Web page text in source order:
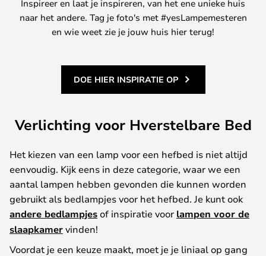
Inspireer en laat je inspireren, van het ene unieke huis
naar het andere. Tag je foto's met #yesLampemesteren
en wie weet zie je jouw huis hier terug!
DOE HIER INSPIRATIE OP
Verlichting voor Hverstelbare Bed
Het kiezen van een lamp voor een hefbed is niet altijd
eenvoudig. Kijk eens in deze categorie, waar we een
aantal lampen hebben gevonden die kunnen worden
gebruikt als bedlampjes voor het hefbed. Je kunt ook
andere bedlampjesof inspiratie voor lampen voor de
slaapkamervinden!
Voordat je een keuze maakt, moet je je liniaal op gang